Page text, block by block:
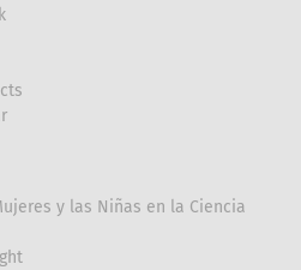
y las Niñas en la Ciencia